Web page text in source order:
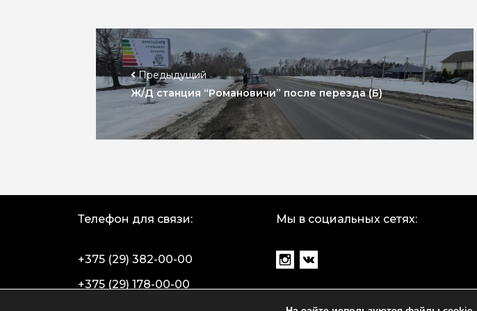
Предыдущий
Ж/Д станция “Романовичи” после перезда (Б)
Телефон для связи:
+375 (29) 382-00-00
+375 (29) 178-00-00
Мы в социальных сетях: